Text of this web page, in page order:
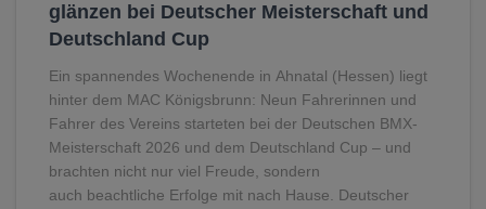
glänzen bei Deutscher Meisterschaft und
Deutschland Cup
Ein spannendes Wochenende in Ahnatal (Hessen) liegt
hinter dem MAC Königsbrunn: Neun Fahrerinnen und
Fahrer des Vereins starteten bei der Deutschen BMX-
Meisterschaft 2026 und dem Deutschland Cup – und
brachten nicht nur viel Freude, sondern
auch beachtliche Erfolge mit nach Hause. Deutscher